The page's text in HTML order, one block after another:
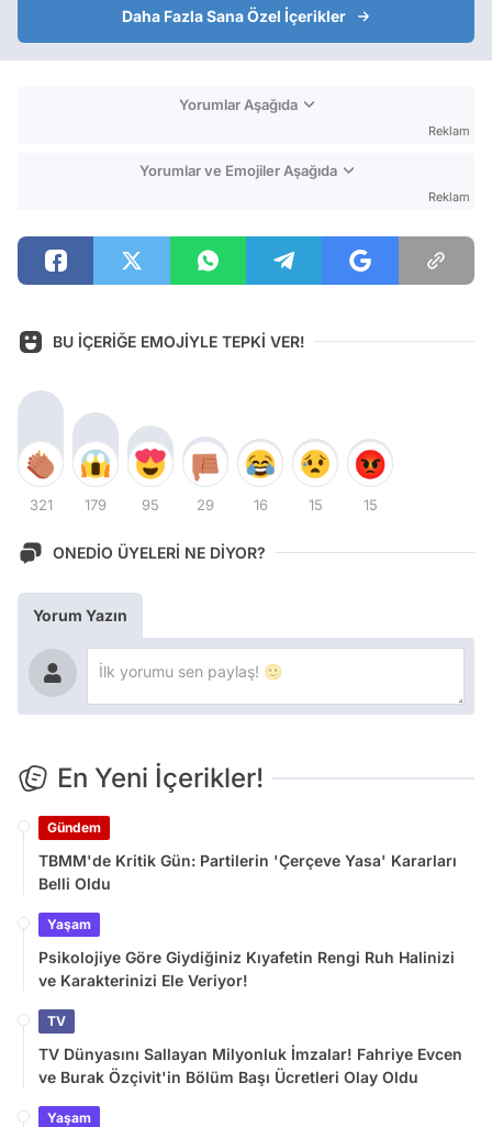
Daha Fazla Sana Özel İçerikler
Yorumlar Aşağıda
Reklam
Yorumlar ve Emojiler Aşağıda
Reklam
BU İÇERİĞE EMOJİYLE TEPKİ VER!
321 179 95 29 16 15 15
ONEDİO ÜYELERİ NE DİYOR?
Yorum Yazın
En Yeni İçerikler!
Gündem
TBMM'de Kritik Gün: Partilerin 'Çerçeve Yasa' Kararları
Belli Oldu
Yaşam
Psikolojiye Göre Giydiğiniz Kıyafetin Rengi Ruh Halinizi
ve Karakterinizi Ele Veriyor!
TV
TV Dünyasını Sallayan Milyonluk İmzalar! Fahriye Evcen
ve Burak Özçivit'in Bölüm Başı Ücretleri Olay Oldu
Yaşam